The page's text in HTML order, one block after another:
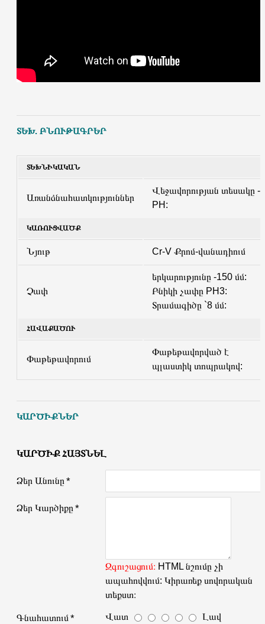
ՏԵԽ. ԲՆՈՒԹԱԳՐԵՐ
ՏԵԽՆԻԿԱԿԱՆ
Առանձնահատկություններ
Վեջավորության տեսակը -
PH:
ԿԱՌՈՒՑՎԱԾՔ
Նյութ Cr-V Քրոմ-վանադիում
Չափ
երկարությունը -150 մմ:
Բնիկի չափը PH3:
Տրամագիծը `8 մմ:
ՀԱՎԱՔԱԾՈՒ
Փաթեթավորում
Փաթեթավորված է
պլաստիկ տոպրակով:
ԿԱՐԾԻՔՆԵՐ
ԿԱՐԾԻՔ ՀԱՅՏՆԵԼ
Ձեր Անունը
Ձեր Կարծիքը
Զգուշացում։ HTML նշումը չի
ապահովվում: Կիրառեք սովորական
տեքստ։
Գնահատում Վատ Լավ